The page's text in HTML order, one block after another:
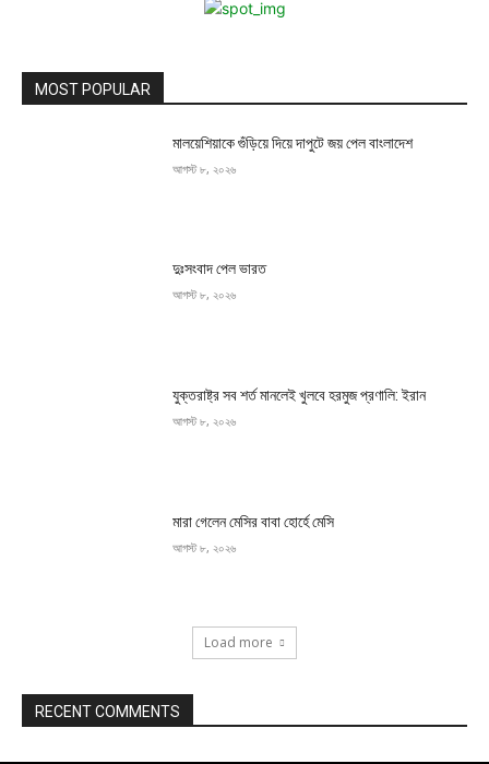
MOST POPULAR
মালয়েশিয়াকে গুঁড়িয়ে দিয়ে দাপুটে জয় পেল বাংলাদেশ
আগস্ট ৮, ২০২৬
দুঃসংবাদ পেল ভারত
আগস্ট ৮, ২০২৬
যুক্তরাষ্ট্র সব শর্ত মানলেই খুলবে হরমুজ প্রণালি: ইরান
আগস্ট ৮, ২০২৬
মারা গেলেন মেসির বাবা হোর্হে মেসি
আগস্ট ৮, ২০২৬
Load more
RECENT COMMENTS